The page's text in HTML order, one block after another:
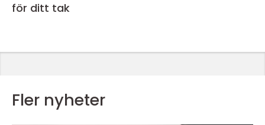
för ditt tak
Fler nyheter